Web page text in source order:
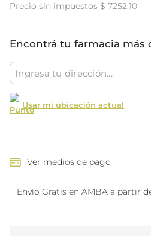
Precio sin impuestos $ 7252,10
Encontrá tu farmacia más
Usar mi ubicación actual
Ver medios de pago
Envío Gratis en AMBA a partir